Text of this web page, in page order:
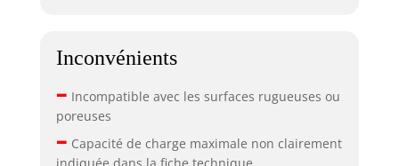
Inconvénients
– Incompatible avec les surfaces rugueuses ou
poreuses
– Capacité de charge maximale non clairement
indiquée dans la fiche technique